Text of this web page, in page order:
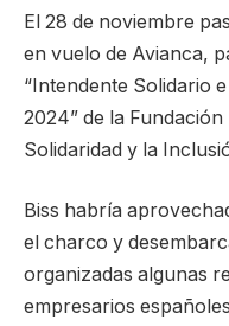
El 28 de noviembre
en vuelo de Avianca,
“Intendente Solidario
2024” de la
Solidaridad y la
Biss habría
el charco y
organizadas algunas
empresarios